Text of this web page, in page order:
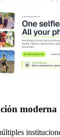
moderna